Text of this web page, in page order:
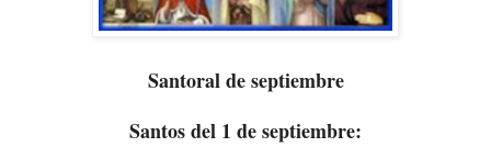
Santoral de septiembre
Santos del 1 de septiembre: